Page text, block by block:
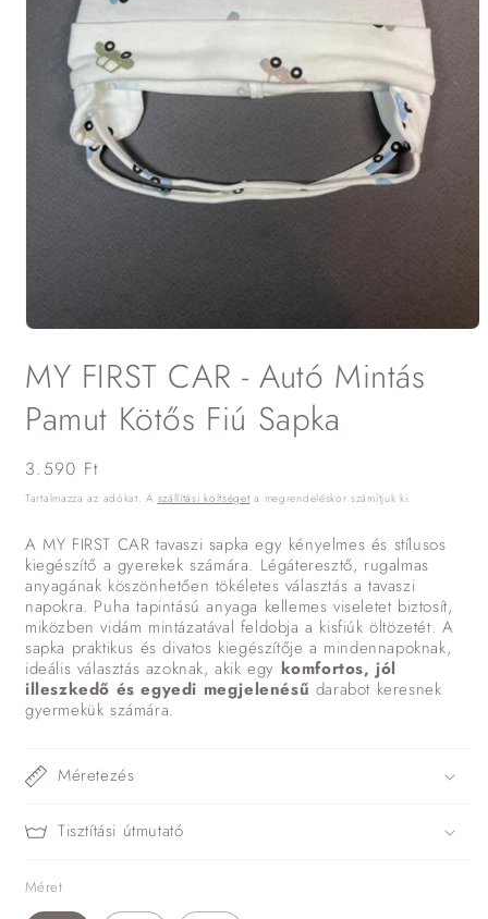
megnyitása
a
párbeszédpanelen
MY FIRST CAR - Autó Mintás
Pamut Kötős Fiú Sapka
Normál
ár
3.590 Ft
Tartalmazza az adókat. A szállítási költséget a megrendeléskor számítjuk ki.
A MY FIRST CAR tavaszi sapka egy kényelmes és stílusos
kiegészítő a gyerekek számára. Légáteresztő, rugalmas
anyagának köszönhetően tökéletes választás a tavaszi
napokra. Puha tapintású anyaga kellemes viseletet biztosít,
miközben vidám mintázatával feldobja a kisfiúk öltözetét. A
sapka praktikus és divatos kiegészítője a mindennapoknak,
ideális választás azoknak, akik egy komfortos, jól
illeszkedő és egyedi megjelenésű darabot keresnek
gyermekük számára.
Méretezés
Tisztítási útmutató
Méret